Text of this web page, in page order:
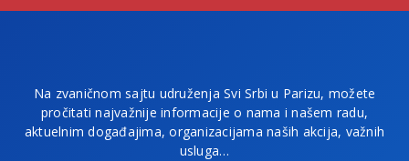
Na zvaničnom sajtu udruženja Svi Srbi u Parizu, možete
pročitati najvažnije informacije o nama i našem radu,
aktuelnim događajima, organizacijama naših akcija, važnih
usluga…